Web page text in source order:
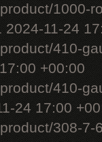
1000-
11-24
410-
+00:00
410-
24 17:00
308-7-